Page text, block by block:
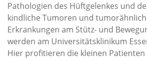
Pathologien des Hüftgelenkes und
kindliche Tumoren und
Erkrankungen am Stütz- und
werden am Universitätsklinikum
Hier profitieren die kleinen